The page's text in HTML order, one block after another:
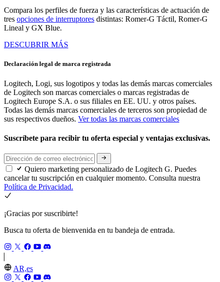
Compara los perfiles de fuerza y las características de actuación de
tres opciones de interruptores distintas: Romer-G Táctil, Romer-G
Lineal y GX Blue.
DESCUBRIR MÁS
Declaración legal de marca registrada
Logitech, Logi, sus logotipos y todas las demás marcas comerciales
de Logitech son marcas comerciales o marcas registradas de
Logitech Europe S.A. o sus filiales en EE. UU. y otros países.
Todas las demás marcas comerciales de terceros son propiedad de
sus respectivos dueños. Ver todas las marcas comerciales
Suscríbete para recibir tu oferta especial y ventajas exclusivas.
Quiero marketing personalizado de Logitech G. Puedes
cancelar tu suscripción en cualquier momento. Consulta nuestra
Política de Privacidad.
¡Gracias por suscribirte!
Busca tu oferta de bienvenida en tu bandeja de entrada.
AR,es